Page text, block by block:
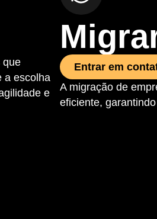
que
a escolha
e
Entrar em
A migração de
eficiente,